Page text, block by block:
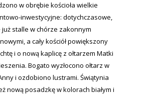
w obrębie kościoła wielkie
inwestycyjne: dotychczasowe,
już stalle w chórze zakonnym
a cały kościół powiększony
i o nową kaplicę z ołtarzem Matki
Bogato wyzłocono ołtarz w
i ozdobiono lustrami. Świątynia
nową posadzkę w kolorach białym i